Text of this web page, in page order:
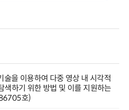
술을 이용하여 다중 영상 내 시각적
색하기 위한 방법 및 이를 지원하는
호)